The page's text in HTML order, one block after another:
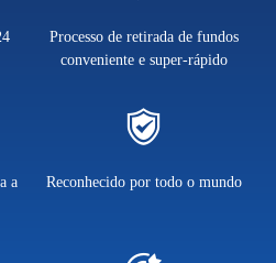
Processo de retirada de fundos
conveniente e super-rápido
a
Reconhecido por todo o mundo